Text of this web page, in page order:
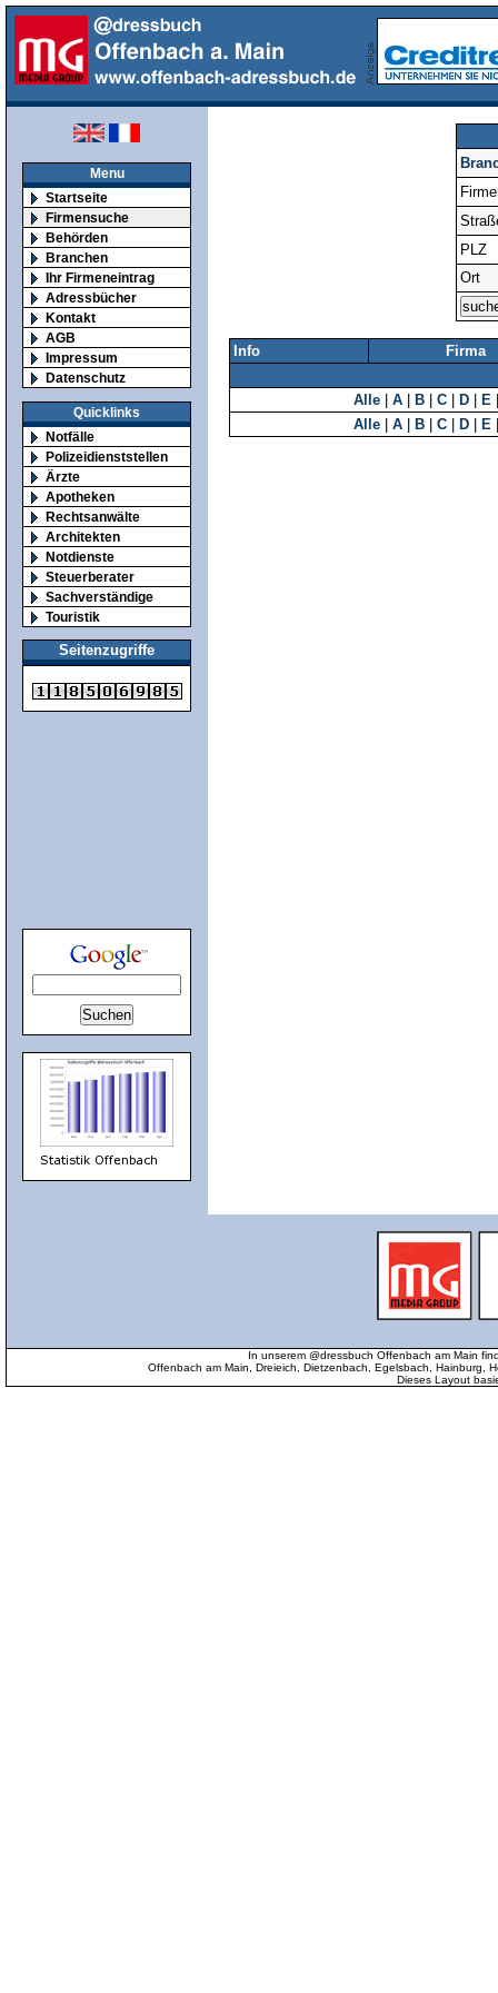
Menu
Startseite
Firmensuche
Behörden
Branchen
Ihr Firmeneintrag
Adressbücher
Kontakt
AGB
Impressum
Datenschutz
Quicklinks
Notfälle
Polizeidienststellen
Ärzte
Apotheken
Rechtsanwälte
Architekten
Notdienste
Steuerberater
Sachverständige
Touristik
Seitenzugriffe
PLZ
Ort
Info Firma
Alle A B C D E
Alle
A B C D E
In unserem @dressbuch Offenbach am Main
Offenbach am Main, Dreieich, Dietzenbach, Egelsbach, Hainburg,
Dieses Layout